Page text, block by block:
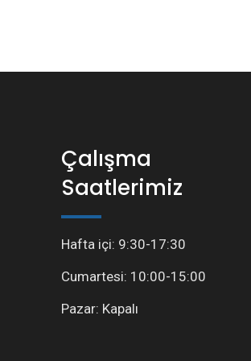
Çalışma
Saatlerimiz
Hafta içi: 9:30-17:30
Cumartesi: 10:00-15:00
Pazar: Kapalı